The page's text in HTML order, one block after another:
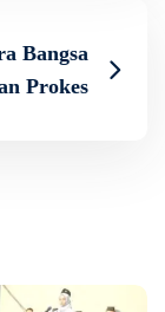
Bangsa
Prokes